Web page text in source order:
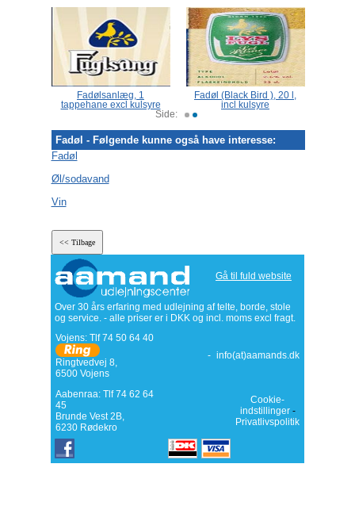
Fadøl - Følgende kunne også have interesse:
Fadøl
Øl/sodavand
Vin
Gå til fuld website
Over 30 års erfaring med udlejning af telte, borde, stole
og service. - alle priser er i DKK og incl. moms excl fragt.
Vojens: Tlf74 50 64 40
Ringtvedvej 8,
6500 Vojens
- info(at)aamands.dk
Aabenraa: Tlf 74 62 64
45
Brunde Vest 2B,
6230 Rødekro
Cookie-
indstillinger-
Privatlivspolitik
Fadølsanlæg, 1
tappehane excl kulsyre
Fadøl (Black Bird ), 20 l,
incl kulsyre
Side: